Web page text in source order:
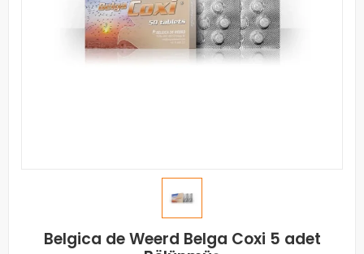
Belgica de Weerd Belga Coxi 5 adet